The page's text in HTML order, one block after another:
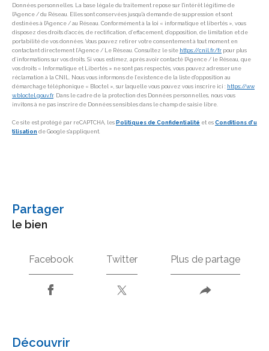
Données personnelles. La base légale du traitement repose sur l'intérêt légitime de
l'Agence / du Réseau. Elles sont conservées jusqu'à demande de suppression et sont
destinées à l'Agence / au Réseau. Conformément à la loi « informatique et libertés », vous
disposez des droits d’accès, de rectification, d’effacement, d’opposition, de limitation et de
portabilité de vos données. Vous pouvez retirer votre consentement à tout moment en
contactant directement l’Agence / Le Réseau. Consultez le site https://cnil.fr/fr pour plus
d’informations sur vos droits. Si vous estimez, après avoir contacté l'Agence / le Réseau, que
vos droits « Informatique et Libertés » ne sont pas respectés, vous pouvez adresser une
réclamation à la CNIL. Nous vous informons de l’existence de la liste d'opposition au
démarchage téléphonique « Bloctel », sur laquelle vous pouvez vous inscrire ici : https://ww
w.bloctel.gouv.fr. Dans le cadre de la protection des Données personnelles, nous vous
invitons à ne pas inscrire de Données sensibles dans le champ de saisie libre.
Ce site est protégé par reCAPTCHA, les Politiques de Confidentialité et es Conditions d'u
tilisation de Google s'appliquent.
partager
le bien
Facebook Twitter Plus de partage
découvrir